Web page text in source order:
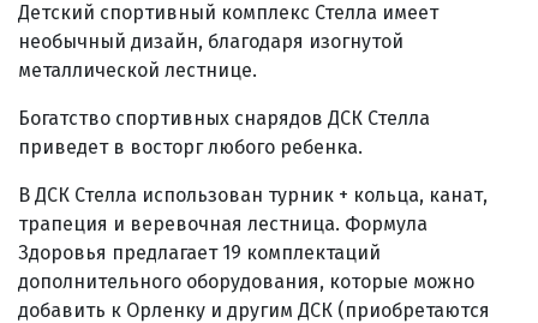
Детский спортивный комплекс Стелла имеет
необычный дизайн, благодаря изогнутой
металлической лестнице.
Богатство спортивных снарядов ДСК Стелла
приведет в восторг любого ребенка.
В ДСК Стелла использован турник + кольца, канат,
трапеция и веревочная лестница. Формула
Здоровья предлагает 19 комплектаций
дополнительного оборудования, которые можно
добавить к Орленку и другим ДСК (приобретаются